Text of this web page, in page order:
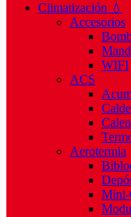
Climatización 💧
Accesorios
WIFI
ACS
Aerotermia